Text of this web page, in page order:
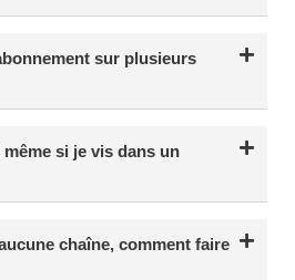
sur plusieurs
si je vis dans un
chaîne, comment faire